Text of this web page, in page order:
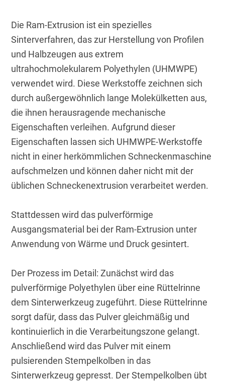
Die Ram-Extrusion ist ein spezielles
Sinterverfahren, das zur Herstellung von Profilen
und Halbzeugen aus extrem
ultrahochmolekularem Polyethylen (UHMWPE)
verwendet wird. Diese Werkstoffe zeichnen sich
durch außergewöhnlich lange Molekülketten aus,
die ihnen herausragende mechanische
Eigenschaften verleihen. Aufgrund dieser
Eigenschaften lassen sich UHMWPE-Werkstoffe
nicht in einer herkömmlichen Schneckenmaschine
aufschmelzen und können daher nicht mit der
üblichen Schneckenextrusion verarbeitet werden.
Stattdessen wird das pulverförmige
Ausgangsmaterial bei der Ram-Extrusion unter
Anwendung von Wärme und Druck gesintert.
Der Prozess im Detail: Zunächst wird das
pulverförmige Polyethylen über eine Rüttelrinne
dem Sinterwerkzeug zugeführt. Diese Rüttelrinne
sorgt dafür, dass das Pulver gleichmäßig und
kontinuierlich in die Verarbeitungszone gelangt.
Anschließend wird das Pulver mit einem
pulsierenden Stempelkolben in das
Sinterwerkzeug gepresst. Der Stempelkolben übt